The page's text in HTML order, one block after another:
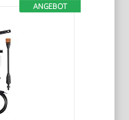
ANGEBOT